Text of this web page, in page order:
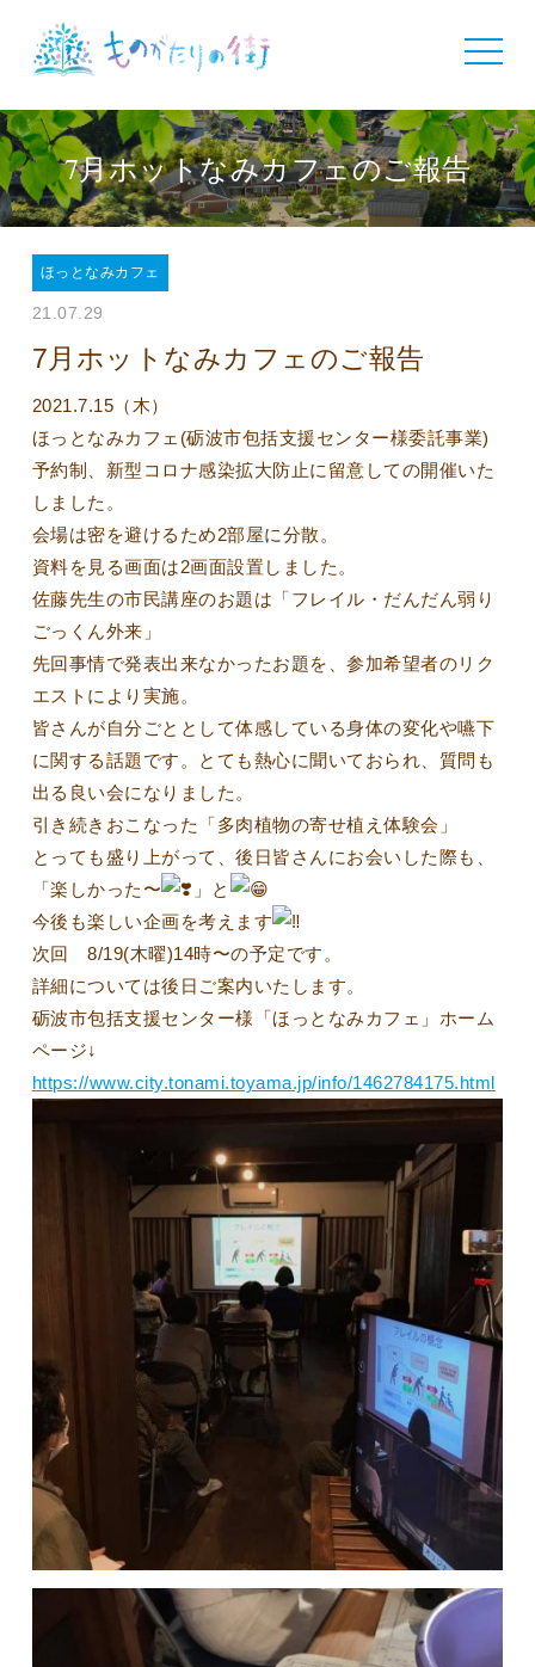
toggle
7月ホットなみカフェのご報告
ほっとなみカフェ
21.07.29
7月ホットなみカフェのご報告
2021.7.15（木）
ほっとなみカフェ(砺波市包括支援センター様委託事業)
予約制、新型コロナ感染拡大防止に留意しての開催いた
しました。
会場は密を避けるため2部屋に分散。
資料を見る画面は2画面設置しました。
佐藤先生の市民講座のお題は「フレイル・だんだん弱り
ごっくん外来」
先回事情で発表出来なかったお題を、参加希望者のリク
エストにより実施。
皆さんが自分ごととして体感している身体の変化や嚥下
に関する話題です。とても熱心に聞いておられ、質問も
出る良い会になりました。
引き続きおこなった「多肉植物の寄せ植え体験会」
とっても盛り上がって、後日皆さんにお会いした際も、
「楽しかった〜
」と
今後も楽しい企画を考えます
次回 8/19(木曜)14時〜の予定です。
詳細については後日ご案内いたします。
砺波市包括支援センター様「ほっとなみカフェ」ホーム
ページ↓
https://www.city.tonami.toyama.jp/info/1462784175.html